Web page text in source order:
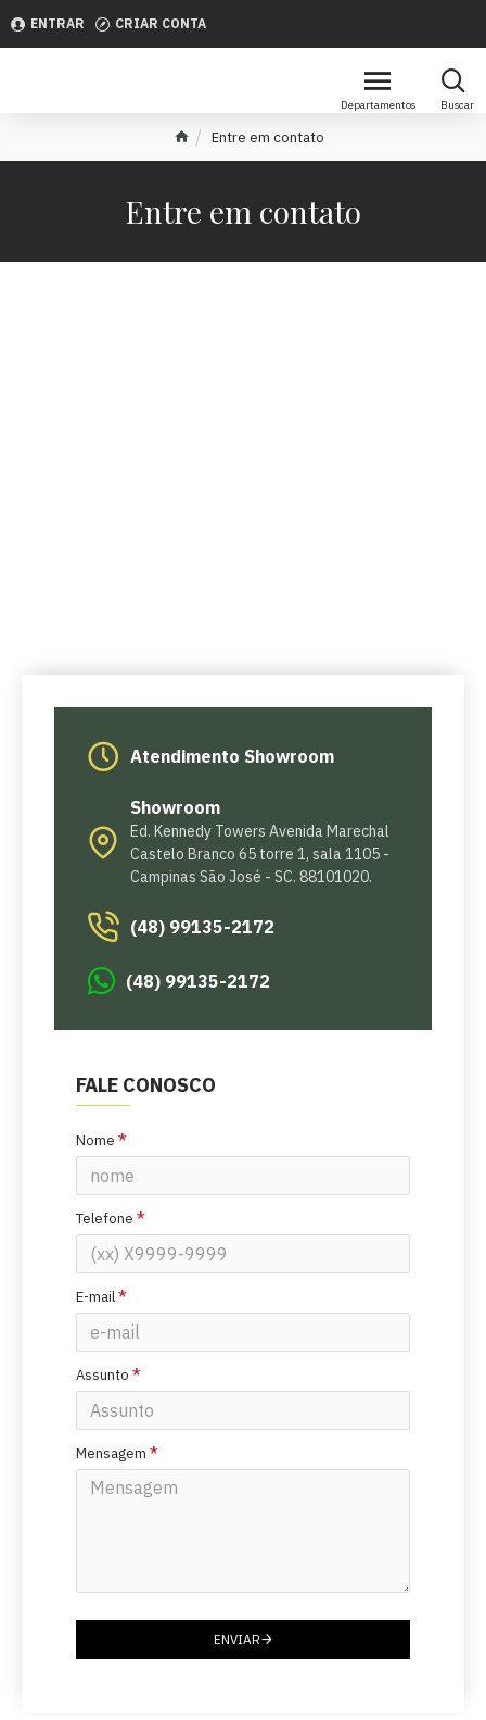
ENTRAR CRIAR CONTA
Entre em contato
Entre em contato
Atendimento Showroom
Showroom
Ed. Kennedy Towers Avenida Marechal
Castelo Branco 65 torre 1, sala 1105 -
Campinas São José - SC. 88101020.
(48) 99135-2172
(48) 99135-2172
FALE CONOSCO
Nome
Telefone
E-mail
Assunto
Mensagem
ENVIAR